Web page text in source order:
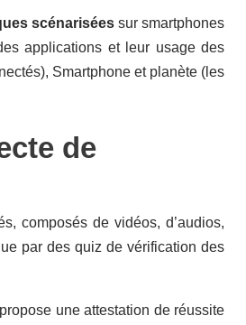
scénariséessur smartphones
applications et leur usage des
Smartphone et planète (les
de
composés de vidéos, d’audios,
par des quiz de vérification des
une attestation de réussite